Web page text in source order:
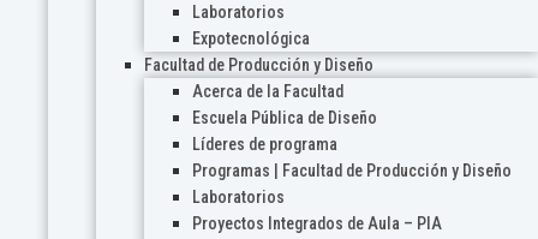
Laboratorios
Expotecnológica
Facultad de Producción y Diseño
Acerca de la Facultad
Escuela Pública de Diseño
Líderes de programa
Programas | Facultad de Producción y Diseño
Laboratorios
Proyectos Integrados de Aula – PIA